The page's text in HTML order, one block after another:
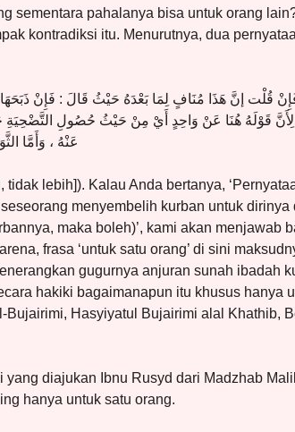
sementara pahalanya bisa untuk orang
kontradiksi itu. Menurutnya, dua
قُلْت إنَّ هَذَا مُنَافٍ لِمَا بَعْدَهُ حَيْثُ قَالَ : فَإِنْ
لِأَنَّ قَوْلَهُ هُنَا عَنْ وَاحِدٍ أَيْ مِنْ حَيْثُ حُصُولِ
عَنْهُ ، وَأَمَّا
lebih]). Kalau Anda bertanya,
menyembelih kurban untuk dirinya
maka boleh)’, kami akan menjawab
frasa ‘untuk satu orang’ di sini
gugurnya anjuran sunah ibadah
hakiki bagaimanapun itu khusus hanya
Bujairimi, Hasyiyatul Bujairimi alal Khathib,
diajukan Ibnu Rusyd dari Madzhab
hanya untuk satu orang.